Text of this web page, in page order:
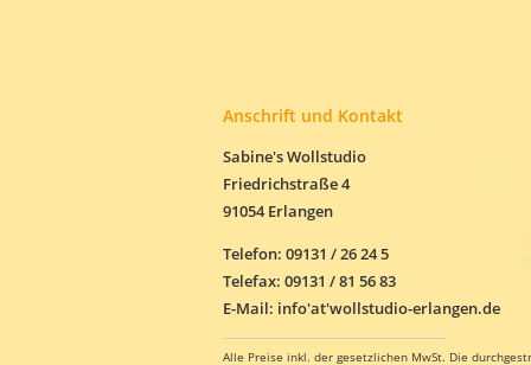
Anschrift und Kontakt
Sabine's Wollstudio
Friedrichstraße 4
91054 Erlangen
Telefon: 09131 / 26 24 5
Telefax: 09131 / 81 56 83
E-Mail: info'at'wollstudio-erlangen.de
Alle Preise inkl. der gesetzlichen MwSt. Die